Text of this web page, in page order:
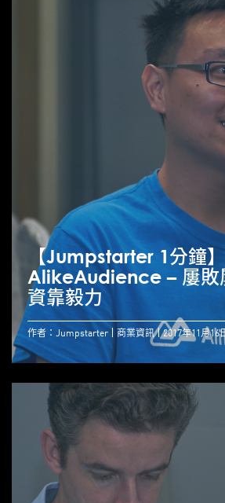
【Jumpstarter 1分鐘】
AlikeAudience – 屢敗
資靠毅力
作者：Jumpstarter 商業資訊 2017年11月16